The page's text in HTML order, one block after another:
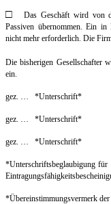
□
Das Geschäft wird von
Passiven übernommen. Ein in
nicht mehr erforderlich. Die
Die bisherigen Gesellschafter
ein.
gez. … *Unterschrift*
gez. … *Unterschrift*
gez. … *Unterschrift*
*Unterschriftsbeglaubigung für
*Übereinstimmungsvermerk